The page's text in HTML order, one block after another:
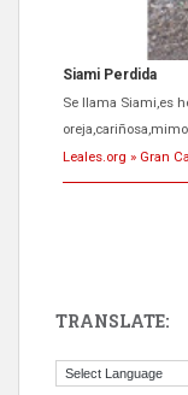
Siami Perdida
Se llama Siami,es
Leales.org » Gran
El ayuntamiento se
TRANSLATE: